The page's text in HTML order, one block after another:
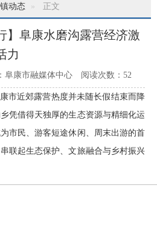
动态 正文
】阜康水磨沟露营经济激
力
阜康市融媒体中心 阅读次数： 52
近郊露营热度并未随长假结束而降
凭借得天独厚的生态资源与精细化运
市民、游客短途休闲、周末出游的首
联起生态保护、文旅融合与乡村振兴